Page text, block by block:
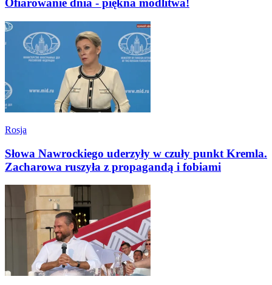
Ofiarowanie dnia - piękna modlitwa!
Rosja
Słowa Nawrockiego uderzyły w czuły punkt Kremla.
Zacharowa ruszyła z propagandą i fobiami